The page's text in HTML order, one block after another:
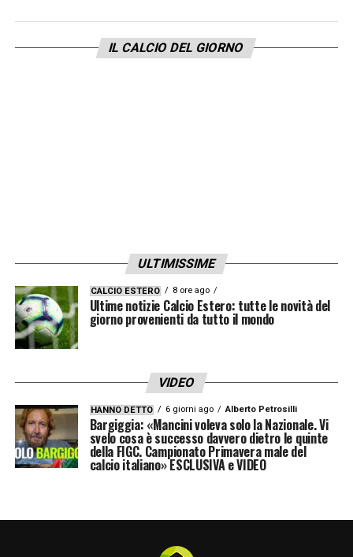
Perché l’Inter non ha chiuso la gara fino al
non bastava più, è stata la qualità pura in
profondità: il lancio illuminante di Barella al
96′ per la corsa solitaria di Thuram
(freddissimo a differenza dei compagni) è la
garantito un successo che avrebbe meritato
di essere certificato molto prima per volume
di gioco e quantità di occasioni prodotte.
IL CALCIO DEL GIORNO
ULTIMISSIME
CALCIO ESTERO 8 ore ago
Ultime notizie Calcio Estero: tutte le novità del
giorno provenienti da tutto il mondo
VIDEO
HANNO DETTO 6 giorni ago Alberto Petrosilli
Bargiggia: «Mancini voleva solo la Nazionale. Vi
svelo cosa è successo davvero dietro le quinte
della FIGC. Campionato Primavera male del
calcio italiano» ESCLUSIVA e VIDEO